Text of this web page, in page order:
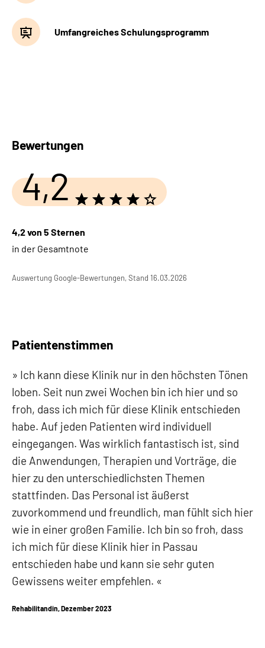
Umfangreiches Schulungsprogramm
Bewertungen
4,2
4,2 von 5 Sternen
in der Gesamtnote
Auswertung Google-Bewertungen, Stand 16.03.2026
Patientenstimmen
Ich kann diese Klinik nur in den höchsten Tönen
loben. Seit nun zwei Wochen bin ich hier und so
froh, dass ich mich für diese Klinik entschieden
habe. Auf jeden Patienten wird individuell
eingegangen. Was wirklich fantastisch ist, sind
die Anwendungen, Therapien und Vorträge, die
hier zu den unterschiedlichsten Themen
stattfinden. Das Personal ist äußerst
zuvorkommend und freundlich, man fühlt sich hier
wie in einer großen Familie. Ich bin so froh, dass
ich mich für diese Klinik hier in Passau
entschieden habe und kann sie sehr guten
Gewissens weiter empfehlen.
Rehabilitandin, Dezember 2023